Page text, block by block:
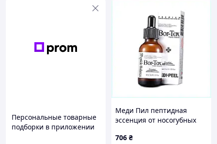
Персональные товарные
подборки в приложении
Меди Пил пептидная
эссенция от носогубных
706 ₴